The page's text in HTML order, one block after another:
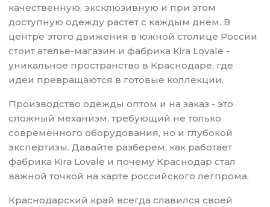
качественную, эксклюзивную и при этом
доступную одежду растет с каждым днем. В
центре этого движения в южной столице России
стоит ателье-магазин и фабрика Kira Lovale -
уникальное пространство в Краснодаре, где
идеи превращаются в готовые коллекции.
Производство одежды оптом и на заказ - это
сложный механизм, требующий не только
современного оборудования, но и глубокой
экспертизы. Давайте разберем, как работает
фабрика Kira Lovale и почему Краснодар стал
важной точкой на карте российского легпрома.
Краснодарский край всегда славился своей